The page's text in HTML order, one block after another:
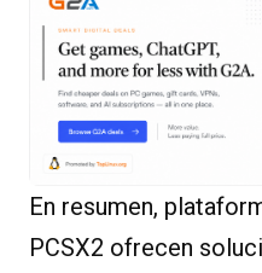
En resumen,
PCSX2 ofrecen